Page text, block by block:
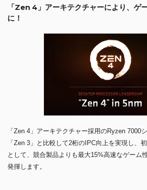
「Zen 4」アーキテクチャーにより、ゲ
に！
「Zen 4」アーキテクチャー採用のRyzen 7000
「Zen 3」と比較して2桁のIPC向上を実現し、
として、競合製品よりも最大15%高速なゲーム
発揮します。